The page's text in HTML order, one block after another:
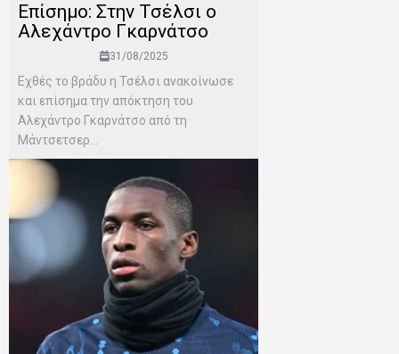
Επίσημο: Στην Τσέλσι ο
Αλεχάντρο Γκαρνάτσο
31/08/2025
Εχθές το βράδυ η Τσέλσι ανακοίνωσε
και επίσημα την απόκτηση του
Αλεχάντρο Γκαρνάτσο από τη
Μάντσετσερ...